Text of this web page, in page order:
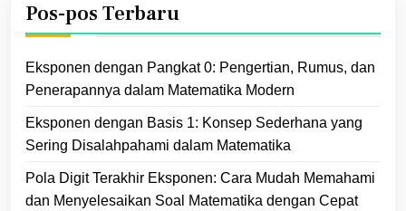
Pos-pos Terbaru
Eksponen dengan Pangkat 0: Pengertian, Rumus, dan
Penerapannya dalam Matematika Modern
Eksponen dengan Basis 1: Konsep Sederhana yang
Sering Disalahpahami dalam Matematika
Pola Digit Terakhir Eksponen: Cara Mudah Memahami
dan Menyelesaikan Soal Matematika dengan Cepat